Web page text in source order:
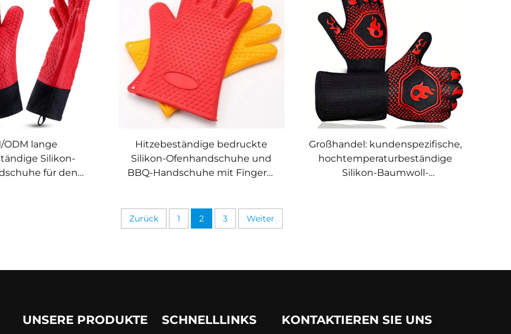
Baumwolle für
und Grillen –
ODM lange
Silikon-
für den
Hitzebeständige bedruckte
Silikon-Ofenhandschuhe und
BBQ-Handschuhe mit Fingern,
Großhandel: kundenspezifische,
hochtemperaturbeständige
Silikon-Baumwoll-
Zurück 1 2 3 Weiter
UNSERE PRODUKTE SCHNELLLINKS KONTAKTIEREN SIE UNS